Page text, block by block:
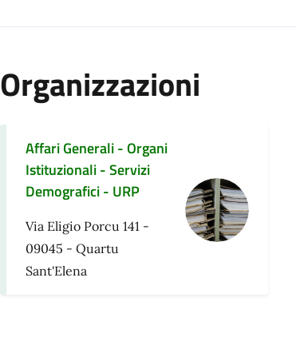
Organizzazioni
Affari Generali - Organi
Istituzionali - Servizi
Demografici - URP
Via Eligio Porcu 141 -
09045 - Quartu
Sant'Elena